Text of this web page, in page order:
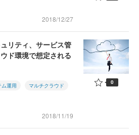
2018/12/27
リティ、サービス管
ド環境で想定される
ム運用 マルチクラウド
2018/11/19
0